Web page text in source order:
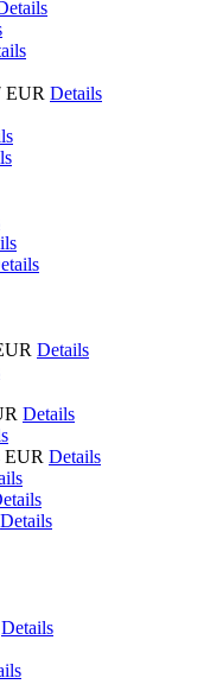
EUR Details
Details
Details
EUR Details
Details
Details